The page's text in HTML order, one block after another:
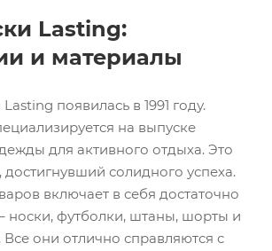
Lasting:
и материалы
появилась в 1991 году.
на выпуске
для активного отдыха. Это
солидного успеха.
включает в себя достаточно
носки, футболки, штаны, шорты и
Все они отлично справляются с